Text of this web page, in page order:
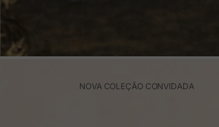
NOVA COLEÇÃO CONVIDADA